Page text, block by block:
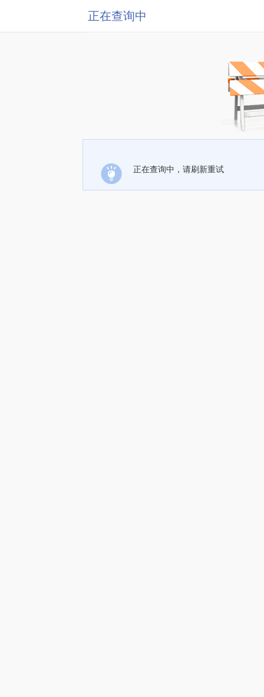
正在查询中
正在查询中，请刷新重试